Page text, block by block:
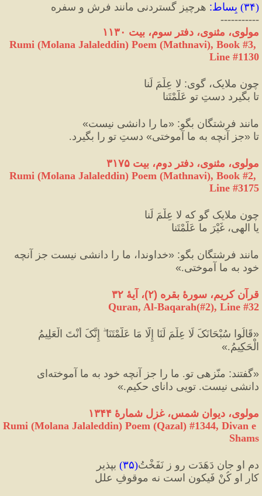
(۳۴) بِساط: هرچیز گستردنی مانند فرش و سفره
-----------
مولوی، مثنوی، دفتر سوم، بیت ۱۱۳۰
Rumi (Molana Jalaleddin) Poem (Mathnavi), Book #3,
Line #1130
چون ملایک، گوی: لا عِلْمَ لَنا
تا بگیرد دستِ تو عَلَّمْتَنا
مانند فرشتگان بگو:
«ما را دانشی نیست»
تا «جز آنچه به ما آموختی» دستِ تو را بگیرد.
مولوی، مثنوی، دفتر دوم، بیت ۳۱۷۵
Rumi (Molana Jalaleddin) Poem (Mathnavi), Book #2,
Line #3175
چون ملایک گو که لا عِلْمَ لَنا
یا الهی، غَیْرَ ما عَلَّمْتَنا
مانند فرشتگان بگو:
«
خود به ما آموختی.»
قرآن کریم، سورهٔ بقره (۲)، آیهٔ ۳۲
Quran, Al-Baqarah(#2), Line #32
«
الْحَكِيمُ.»
«گفتند:
دانشى نيست. تويى داناى حكيم.»
مولوی، دیوان شمس، غزل شمارهٔ ۱۳۴۴
Rumi (Molana Jalaleddin) Poem (Qazal) #1344, Divan e
Shams
دم او جان دَهَدَت رو ز نَفَخْتُ(۳۵) بپذیر
کارِ او کُنْ فَیکون‌ است نه موقوفِ علل